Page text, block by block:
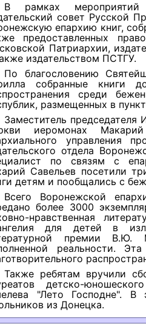
В рамках
совет Русской
епархию книг,
предоставленных
Патриархии,
издательством ПСТГУ.
По благословению
собранные книги
среди
размещенных в
Заместитель председателя
иеромонах
управления
отдела
по связям с
Савельев посетили
детям и пообщались с
Всего Воронежской
более 3000
нравственная
для детей в
премии В.Ю.
реальности.
Также ребятам вручили
детско-
"Лето Господне". В
из Донецка.